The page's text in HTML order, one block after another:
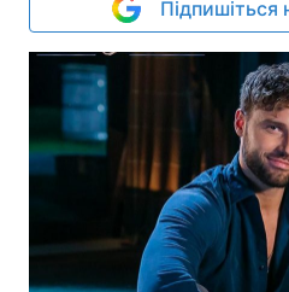
Підпишіться